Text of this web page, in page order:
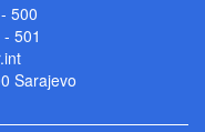
500
501
Sarajevo